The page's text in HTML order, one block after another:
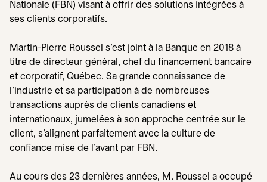
Nationale (FBN) visant à offrir des solutions intégrées à
ses clients corporatifs.
Martin-Pierre Roussel s’est joint à la Banque en 2018 à
titre de directeur général, chef du financement bancaire
et corporatif, Québec. Sa grande connaissance de
l’industrie et sa participation à de nombreuses
transactions auprès de clients canadiens et
internationaux, jumelées à son approche centrée sur le
client, s’alignent parfaitement avec la culture de
confiance mise de l’avant par FBN.
Au cours des 23 dernières années, M. Roussel a occupé